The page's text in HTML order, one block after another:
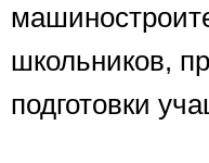
школьников,
подготовки